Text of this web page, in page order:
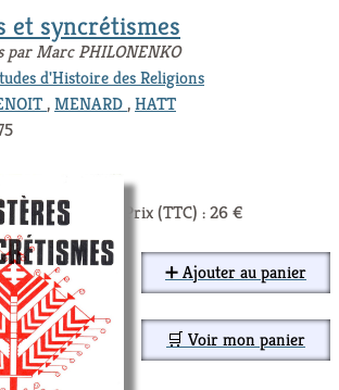
et syncrétismes
par Marc PHILONENKO
d'Histoire des Religions
,MENARD,HATT
Prix (TTC) : 26 €
➕ Ajouter au panier
🛒 Voir mon panier